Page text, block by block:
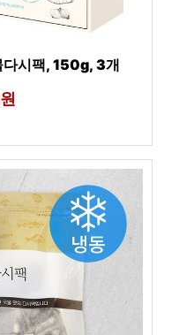
다시팩, 150g, 3개